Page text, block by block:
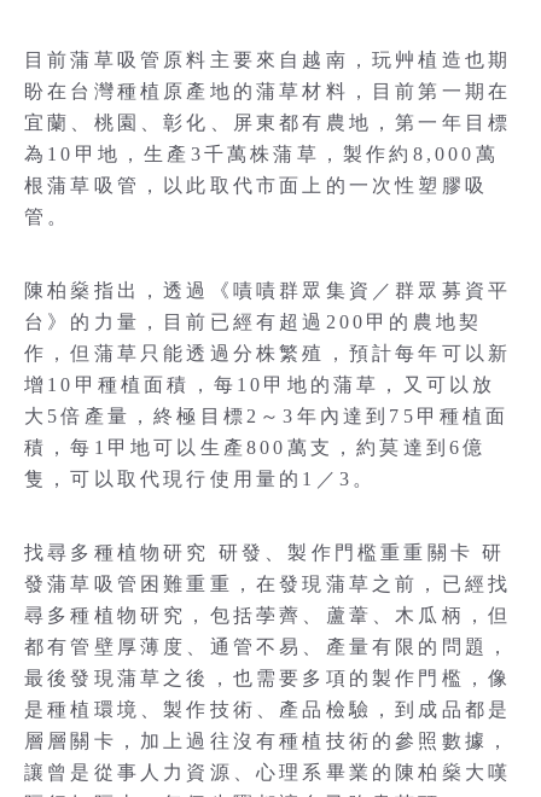
目前蒲草吸管原料主要來自越南，玩艸植造也期
盼在台灣種植原產地的蒲草材料，目前第一期在
宜蘭、桃園、彰化、屏東都有農地，第一年目標
為10甲地，生產3千萬株蒲草，製作約8,000萬
根蒲草吸管，以此取代市面上的一次性塑膠吸
管。
陳柏燊指出，透過《嘖嘖群眾集資／群眾募資平
台》的力量，目前已經有超過200甲的農地契
作，但蒲草只能透過分株繁殖，預計每年可以新
增10甲種植面積，每10甲地的蒲草，又可以放
大5倍產量，終極目標2～3年內達到75甲種植面
積，每1甲地可以生產800萬支，約莫達到6億
隻，可以取代現行使用量的1／3。
找尋多種植物研究 研發、製作門檻重重關卡 研
發蒲草吸管困難重重，在發現蒲草之前，已經找
尋多種植物研究，包括荸薺、蘆葦、木瓜柄，但
都有管壁厚薄度、通管不易、產量有限的問題，
最後發現蒲草之後，也需要多項的製作門檻，像
是種植環境、製作技術、產品檢驗，到成品都是
層層關卡，加上過往沒有種植技術的參照數據，
讓曾是從事人力資源、心理系畢業的陳柏燊大嘆